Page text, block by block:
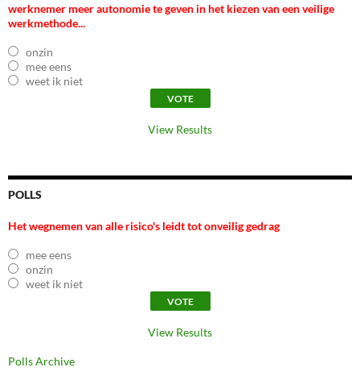
werknemer meer autonomie te geven in het kiezen van een veilige
werkmethode...
onzin
mee eens
weet ik niet
View Results
POLLS
Het wegnemen van alle risico's leidt tot onveilig gedrag
mee eens
onzin
weet ik niet
View Results
Polls Archive